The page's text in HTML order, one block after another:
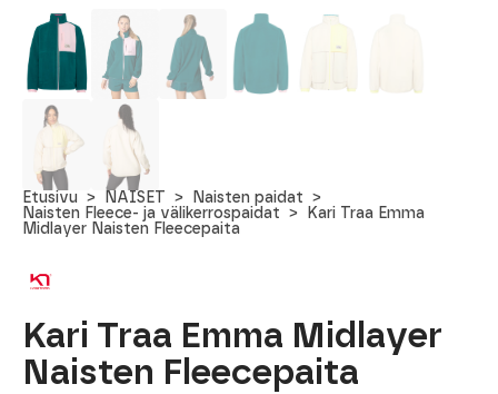
Etusivu NAISET
Naisten paidat
Naisten Fleece- ja välikerrospaidat
Kari Traa Emma
Midlayer Naisten Fleecepaita
Kari Traa Emma Midlayer
Naisten Fleecepaita